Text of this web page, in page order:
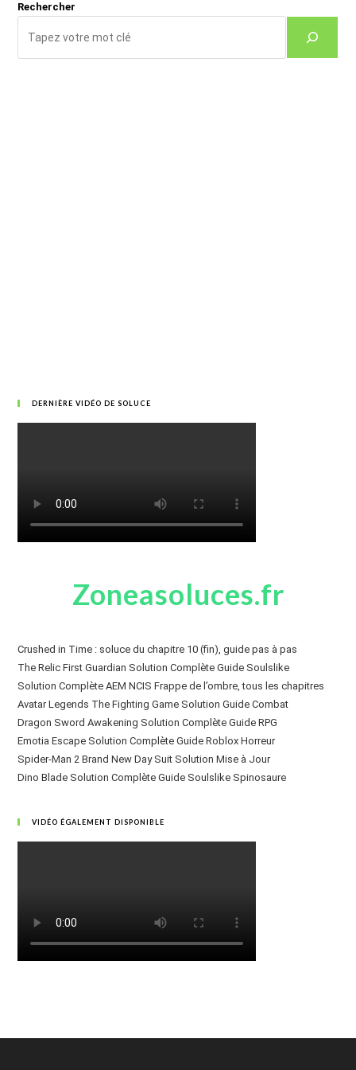
Rechercher
DERNIÈRE VIDÉO DE SOLUCE
Zoneasoluces.fr
Crushed in Time : soluce du chapitre 10 (fin), guide pas à pas
The Relic First Guardian Solution Complète Guide Soulslike
Solution Complète AEM NCIS Frappe de l’ombre, tous les chapitres
Avatar Legends The Fighting Game Solution Guide Combat
Dragon Sword Awakening Solution Complète Guide RPG
Emotia Escape Solution Complète Guide Roblox Horreur
Spider-Man 2 Brand New Day Suit Solution Mise à Jour
Dino Blade Solution Complète Guide Soulslike Spinosaure
VIDÉO ÉGALEMENT DISPONIBLE